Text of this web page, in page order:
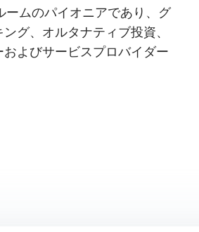
ムのパイオニアであり、グ
グ、オルタナティブ投資、
よびサービスプロバイダー